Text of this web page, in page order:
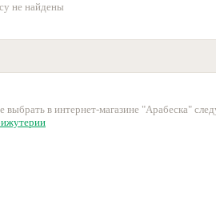
не найдены
в интернет-магазине "Арабеска"